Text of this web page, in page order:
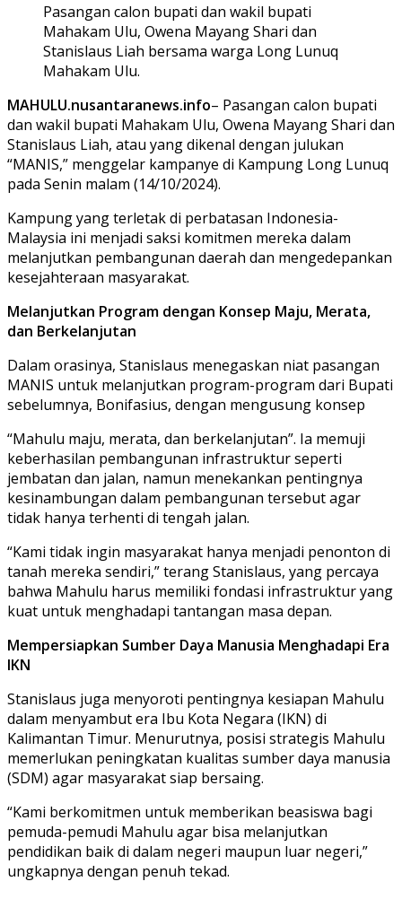
Pasangan calon bupati dan wakil bupati
Mahakam Ulu, Owena Mayang Shari dan
Stanislaus Liah bersama warga Long Lunuq
Mahakam Ulu.
MAHULU.nusantaranews.info– Pasangan calon bupati
dan wakil bupati Mahakam Ulu, Owena Mayang Shari dan
Stanislaus Liah, atau yang dikenal dengan julukan
“MANIS,” menggelar kampanye di Kampung Long Lunuq
pada Senin malam (14/10/2024).
Kampung yang terletak di perbatasan Indonesia-
Malaysia ini menjadi saksi komitmen mereka dalam
melanjutkan pembangunan daerah dan mengedepankan
kesejahteraan masyarakat.
Melanjutkan Program dengan Konsep Maju, Merata,
dan Berkelanjutan
Dalam orasinya, Stanislaus menegaskan niat pasangan
MANIS untuk melanjutkan program-program dari Bupati
sebelumnya, Bonifasius, dengan mengusung konsep
“Mahulu maju, merata, dan berkelanjutan”. Ia memuji
keberhasilan pembangunan infrastruktur seperti
jembatan dan jalan, namun menekankan pentingnya
kesinambungan dalam pembangunan tersebut agar
tidak hanya terhenti di tengah jalan.
“Kami tidak ingin masyarakat hanya menjadi penonton di
tanah mereka sendiri,” terang Stanislaus, yang percaya
bahwa Mahulu harus memiliki fondasi infrastruktur yang
kuat untuk menghadapi tantangan masa depan.
Mempersiapkan Sumber Daya Manusia Menghadapi Era
IKN
Stanislaus juga menyoroti pentingnya kesiapan Mahulu
dalam menyambut era Ibu Kota Negara (IKN) di
Kalimantan Timur. Menurutnya, posisi strategis Mahulu
memerlukan peningkatan kualitas sumber daya manusia
(SDM) agar masyarakat siap bersaing.
“Kami berkomitmen untuk memberikan beasiswa bagi
pemuda-pemudi Mahulu agar bisa melanjutkan
pendidikan baik di dalam negeri maupun luar negeri,”
ungkapnya dengan penuh tekad.